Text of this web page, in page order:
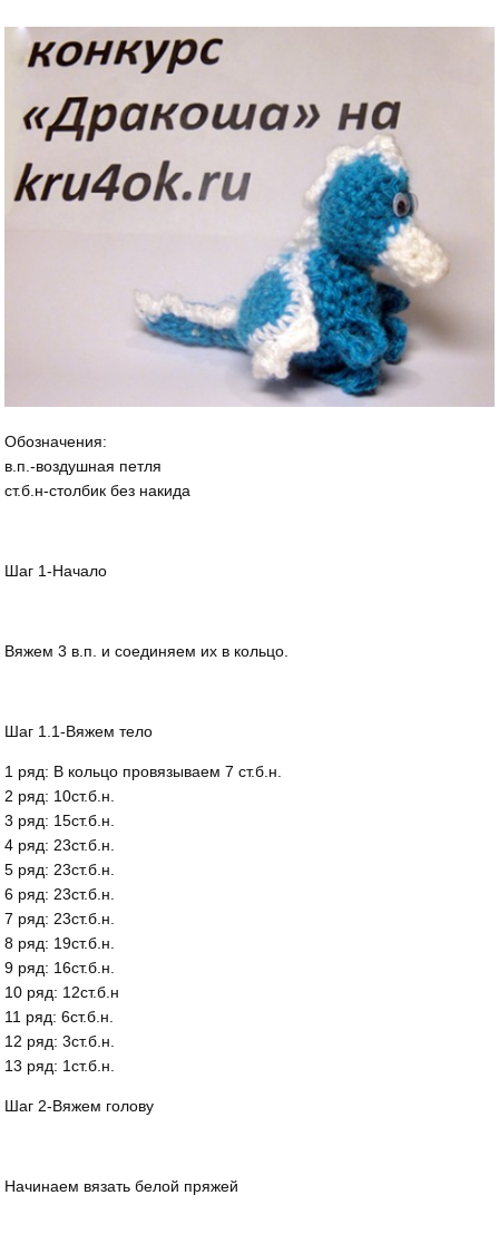
Обозначения:
в.п.-воздушная петля
ст.б.н-столбик без накида
Шаг 1-Начало
Вяжем 3 в.п. и соединяем их в кольцо.
Шаг 1.1-Вяжем тело
1 ряд: В кольцо провязываем 7 ст.б.н.
2 ряд: 10ст.б.н.
3 ряд: 15ст.б.н.
4 ряд: 23ст.б.н.
5 ряд: 23ст.б.н.
6 ряд: 23ст.б.н.
7 ряд: 23ст.б.н.
8 ряд: 19ст.б.н.
9 ряд: 16ст.б.н.
10 ряд: 12ст.б.н
11 ряд: 6ст.б.н.
12 ряд: 3ст.б.н.
13 ряд: 1ст.б.н.
Шаг 2-Вяжем голову
Начинаем вязать белой пряжей